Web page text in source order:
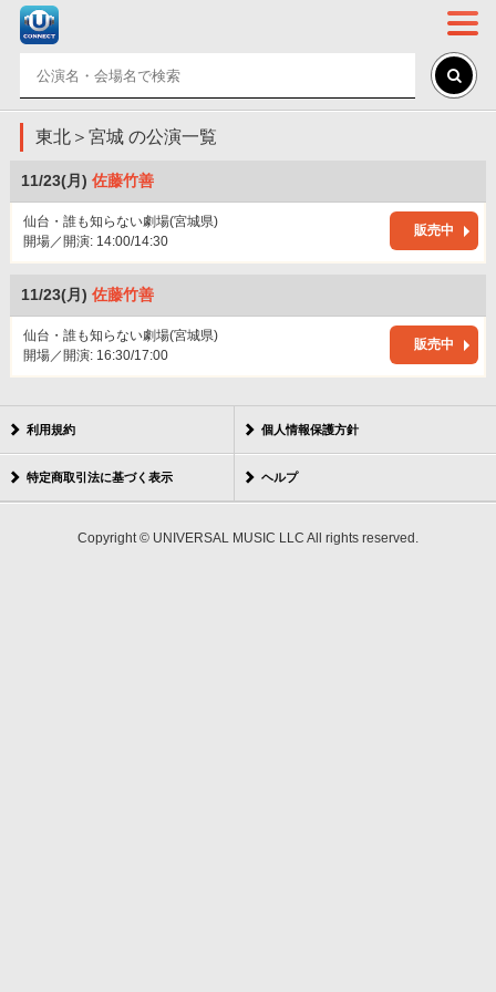
東北＞宮城 の公演一覧
11/23(月) 佐藤竹善
仙台・誰も知らない劇場(宮城県)
開場／開演: 14:00/14:30
販売中
11/23(月) 佐藤竹善
仙台・誰も知らない劇場(宮城県)
開場／開演: 16:30/17:00
販売中
利用規約 個人情報保護方針
特定商取引法に基づく表示 ヘルプ
Copyright © UNIVERSAL MUSIC LLC All rights reserved.